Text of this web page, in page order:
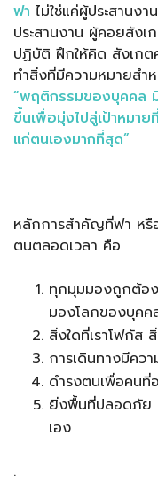
ฟา ไม่ใช่แค่ผู้ประสานง
ประสานงาน ผู้คอยสังเ
ปฏิบัติ ฝึกให้คิด สังเกต
ทำสิ่งที่มีความหมายสำ
“พฤติกรรมของบุคคล
ขึ้นเพื่อมุ่งไปสู่เป้าหมา
แก่ตนเองมากที่สุด”
หลักการสำคัญที่ฟา หรื
ตนตลอดเวลา คือ
ทุกมุมมองถูกต้อ
มองโลกของบุคค
สิ่งใดที่เราโฟกัส
การเดินทางมีค
ดำรงตนเพื่อคนที่
ยิ่งพื้นที่ปลอดภัย
เอง
.